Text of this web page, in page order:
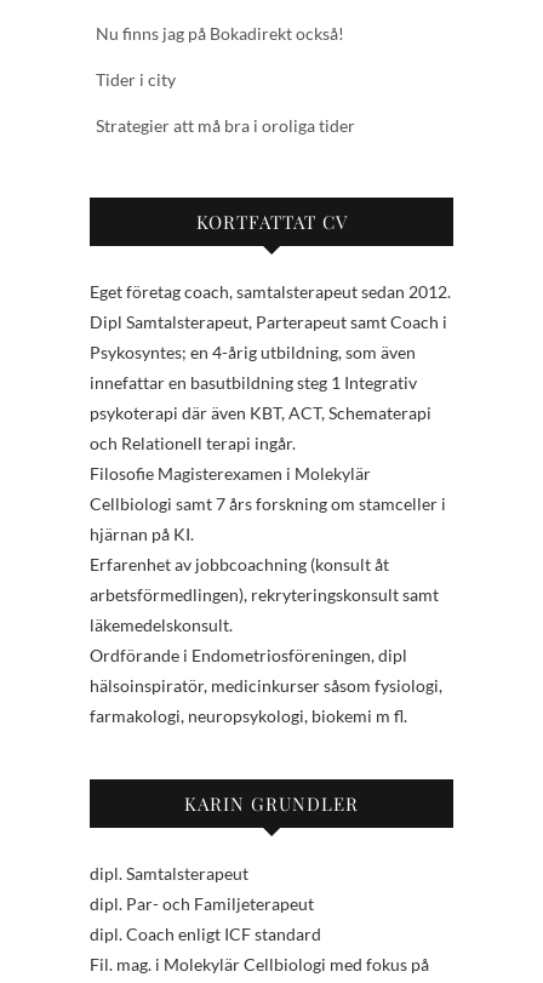
Nu finns jag på Bokadirekt också!
Tider i city
Strategier att må bra i oroliga tider
KORTFATTAT CV
Eget företag coach, samtalsterapeut sedan 2012.
Dipl Samtalsterapeut, Parterapeut samt Coach i
Psykosyntes; en 4-årig utbildning, som även
innefattar en basutbildning steg 1 Integrativ
psykoterapi där även KBT, ACT, Schematerapi
och Relationell terapi ingår.
Filosofie Magisterexamen i Molekylär
Cellbiologi samt 7 års forskning om stamceller i
hjärnan på KI.
Erfarenhet av jobbcoachning (konsult åt
arbetsförmedlingen), rekryteringskonsult samt
läkemedelskonsult.
Ordförande i Endometriosföreningen, dipl
hälsoinspiratör, medicinkurser såsom fysiologi,
farmakologi, neuropsykologi, biokemi m fl.
KARIN GRUNDLER
dipl. Samtalsterapeut
dipl. Par- och Familjeterapeut
dipl. Coach enligt ICF standard
Fil. mag. i Molekylär Cellbiologi med fokus på